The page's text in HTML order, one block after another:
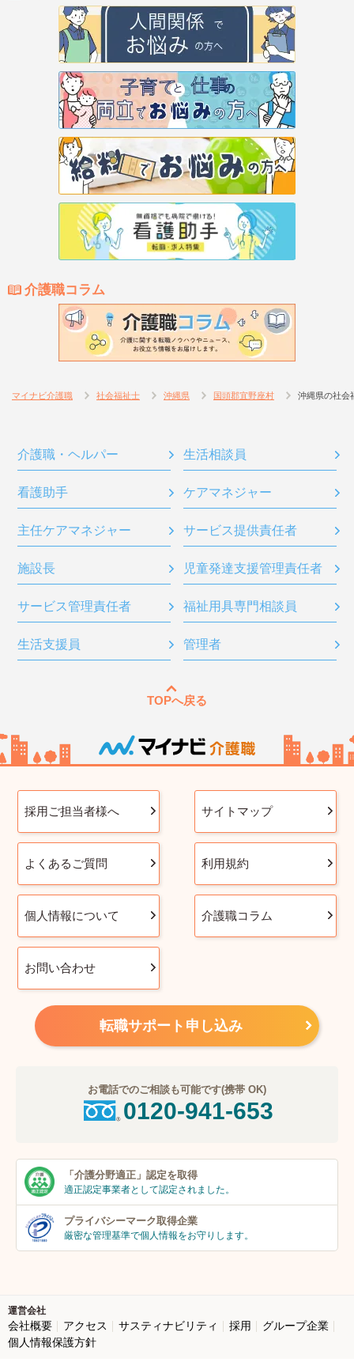
介護職コラム
マイナビ介護職 社会福祉士 沖縄県 国頭郡宜野座村 沖縄県の社会
介護職・ヘルパー 生活相談員
看護助手 ケアマネジャー
主任ケアマネジャー サービス提供責任者
施設長 児童発達支援管理責任者
サービス管理責任者 福祉用具専門相談員
生活支援員 管理者
TOPへ戻る
採用ご担当者様へ サイトマップ
よくあるご質問 利用規約
個人情報について 介護職コラム
お問い合わせ
転職サポート申し込み
お電話でのご相談も可能です(携帯 OK)
0120-941-653
「介護分野適正」 認定を取得
適正認定事業者として認定されました。
プライバシーマーク取得企業
厳密な管理基準で個人情報をお守りします。
運営会社
会社概要 アクセス サスティナビリティ 採用
グループ企業
個人情報保護方針